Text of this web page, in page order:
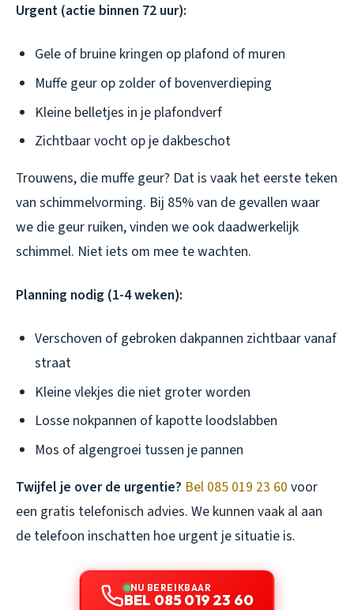
Urgent (actie binnen 72 uur):
Gele of bruine kringen op plafond of muren
Muffe geur op zolder of bovenverdieping
Kleine belletjes in je plafondverf
Zichtbaar vocht op je dakbeschot
Trouwens, die muffe geur? Dat is vaak het eerste teken
van schimmelvorming. Bij 85% van de gevallen waar
we die geur ruiken, vinden we ook daadwerkelijk
schimmel. Niet iets om mee te wachten.
Planning nodig (1-4 weken):
Verschoven of gebroken dakpannen zichtbaar vanaf
straat
Kleine vlekjes die niet groter worden
Losse nokpannen of kapotte loodslabben
Mos of algengroei tussen je pannen
Twijfel je over de urgentie? Bel 085 019 23 60 voor
een gratis telefonisch advies. We kunnen vaak al aan
de telefoon inschatten hoe urgent je situatie is.
NU BEREIKBAAR
BEL 085 019 23 60